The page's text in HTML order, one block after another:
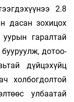
2.8
дасан зохицох
гаралтай
буу­руулж, дотоо­
дүй­цэхүйц
холбогдолтой
улбаатай